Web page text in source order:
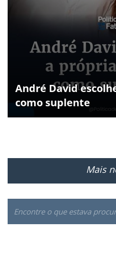
André David
como suplente
Mais